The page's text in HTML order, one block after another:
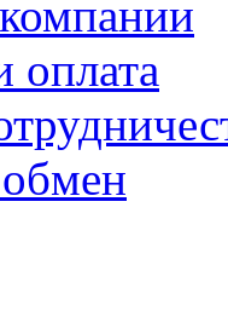
оплата